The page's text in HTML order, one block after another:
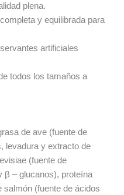
plena.
y equilibrada para
artificiales
todos los tamaños a
de ave (fuente de
levadura y extracto de
(fuente de
β – glucanos), proteína
salmón (fuente de ácidos